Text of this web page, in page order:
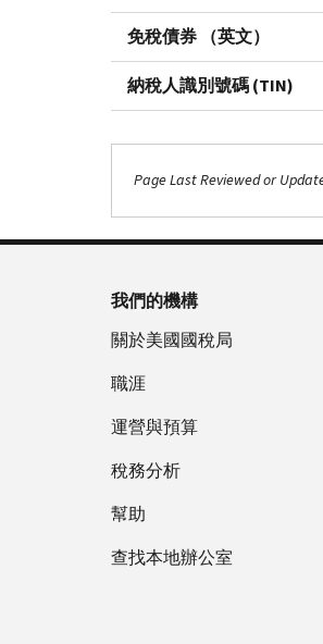
免稅債券 （英文）
納稅人識別號碼 (TIN)
Page Last Reviewed or
我們的機構
關於美國國稅局
職涯
運營與預算
稅務分析
幫助
查找本地辦公室